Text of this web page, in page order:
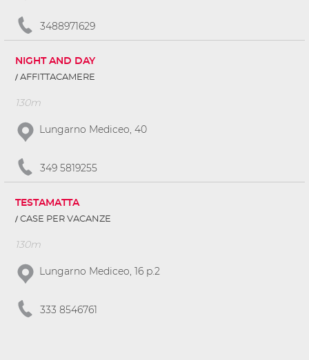
3488971629
NIGHT AND DAY
AFFITTACAMERE
130m
Lungarno Mediceo, 40
349 5819255
TESTAMATTA
CASE PER VACANZE
130m
Lungarno Mediceo, 16 p.2
333 8546761